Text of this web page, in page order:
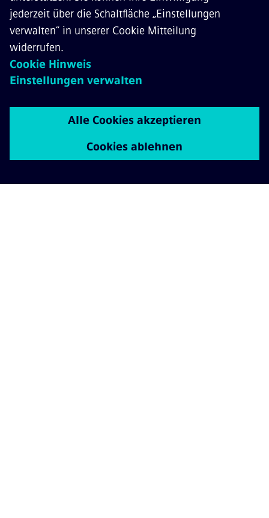
Mobility as a Service
Intelligente Routenplanung, Integration von
Ticketing und Buchung sowie umfassende
Optionen zur Datenanalyse, kombiniert in
modularen MaaS-Plattformen schaffen die
Voraussetzungen für nahtlose Mobilität.